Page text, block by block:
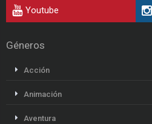
Youtube
Géneros
Acción
Animación
Aventura